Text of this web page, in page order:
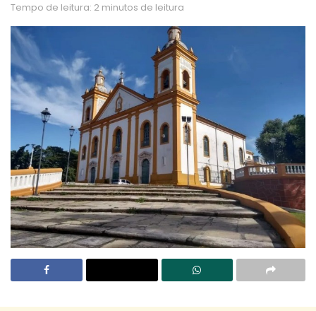
Tempo de leitura: 2 minutos de leitura